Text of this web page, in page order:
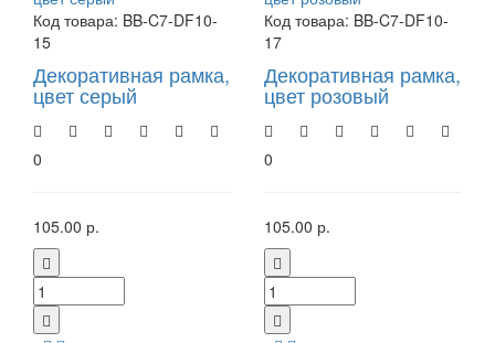
Код товара: BB-C7-DF10-
15
Декоративная рамка,
цвет серый
0
105.00 р.
Код товара: BB-C7-DF10-
17
Декоративная рамка,
цвет розовый
0
105.00 р.